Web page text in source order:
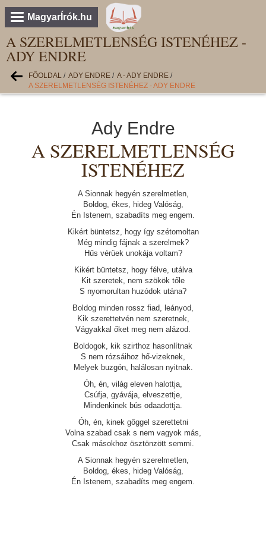
MagyarÍrók.hu
A SZERELMETLENSÉG ISTENÉHEZ -
ADY ENDRE
FŐOLDAL / ADY ENDRE / A - ADY ENDRE /
A SZERELMETLENSÉG ISTENÉHEZ - ADY ENDRE
Ady Endre
A SZERELMETLENSÉG
ISTENÉHEZ
A Sionnak hegyén szerelmetlen,
Boldog, ékes, hideg Valóság,
Én Istenem, szabadíts meg engem.
Kikért büntetsz, hogy így szétomoltan
Még mindig fájnak a szerelmek?
Hűs vérüek unokája voltam?
Kikért büntetsz, hogy félve, utálva
Kit szeretek, nem szökök tőle
S nyomorultan huzódok utána?
Boldog minden rossz fiad, leányod,
Kik szerettetvén nem szeretnek,
Vágyakkal őket meg nem alázod.
Boldogok, kik szirthoz hasonlítnak
S nem rózsáihoz hő-vizeknek,
Melyek buzgón, halálosan nyitnak.
Óh, én, világ eleven halottja,
Csúfja, gyávája, elveszettje,
Mindenkinek bús odaadottja.
Óh, én, kinek gőggel szerettetni
Volna szabad csak s nem vagyok más,
Csak másokhoz ösztönzött semmi.
A Sionnak hegyén szerelmetlen,
Boldog, ékes, hideg Valóság,
Én Istenem, szabadíts meg engem.